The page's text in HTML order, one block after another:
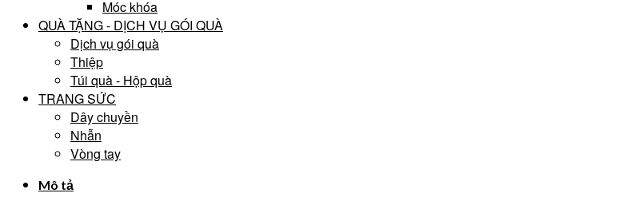
Móc khóa
QUÀ TẶNG - DỊCH VỤ GÓI QUÀ
Dịch vụ gói quà
Thiệp
Túi quà - Hộp quà
TRANG SỨC
Dây chuyền
Nhẫn
Vòng tay
Mô tả